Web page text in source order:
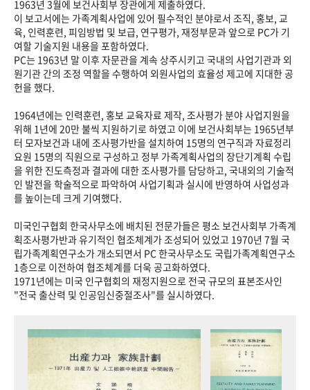
1963년 3월에 보건사회부 장관에게 제출하였다.
이 보고서에는 가족계획사업에 있어 필수적인 분야로서 조직, 홍보, 교
육, 인력훈련, 피임방법 및 보급, 연구평가, 재정부문과 앞으로 PC가 기
여할 기술지원 내용을 포함하였다.
PC는 1963년 말 이후 자문관을 계속 상주시키고 국내의 사업기관과 외
원기관 간의 조정 역할을 수행하여 외원사업의 효율성 제고에 지대한 공
헌을 했다.
1964년에는 인력훈련, 홍보 교육자료 제작, 조사평가 분야 사업지원을
위해 1년에 20만 불씩 지원하기로 하였고 이에 보건사회부는 1965년부
터 모자보건과 내에 조사평가반을 설치하여 15명의 연구직과 자료정리
요원 15명의 직원으로 구성하고 정부 가족계획사업의 장단기계획 수립
을 위한 진도측정과 결과에 대한 조사평가를 담당하고, 국내외의 기술적
인 발전을 학술적으로 파악하여 사업기획과 실시에 반영하여 사업성과
를 높이는데 크게 기여했다.
미국인구협회 한국사무소에 배치된 전문가들은 평소 보건사회부 가족계
획조사평가반과 유기적인 협조체계가 조성되어 있었고 1970년 7월 국
립가족계획연구소가 개소되면서 PC 한국사무소도 국립가족계획연구소
1층으로 이전하여 협조체계를 더욱 공고화하였다.
1971년에는 미국 인구협회의 재정지원으로 전국 규모의 표본조사인
"전국 출산력 및 인공임신중절조사"를 실시하였다.